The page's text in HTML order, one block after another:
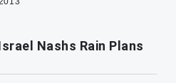
Nashs Rain Plans